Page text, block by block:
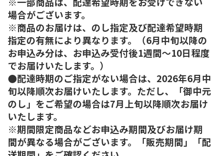
場合がございます。
※商品のお届けは、のし指定及び配達希望時期
指定の有無により異なります。（6月中旬以降の
お申込み分は、お申込み受付後1週間～10日程度
でお届けいたします。）
●配達時期のご指定がない場合は、2026年6月中
旬以降順次お届けいたします。ただし、「御中元
のし」をご希望の場合は7月上旬以降順次お届け
いたします。
※期間限定商品などお申込み期間及びお届け期
間が異なる場合がございます。「販売期間」「配